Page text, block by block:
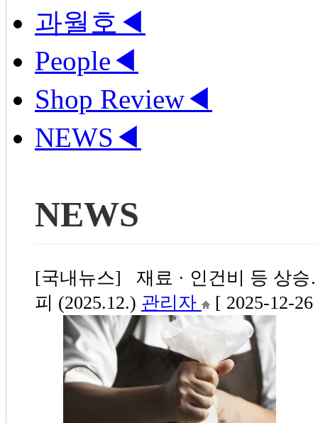
과월호 ◀
People◀
Shop Review◀
NEWS ◀
NEWS
[국내뉴스] 재료 · 인건비 등 상
피 (2025.12.) 관리자 [ 2025-12-